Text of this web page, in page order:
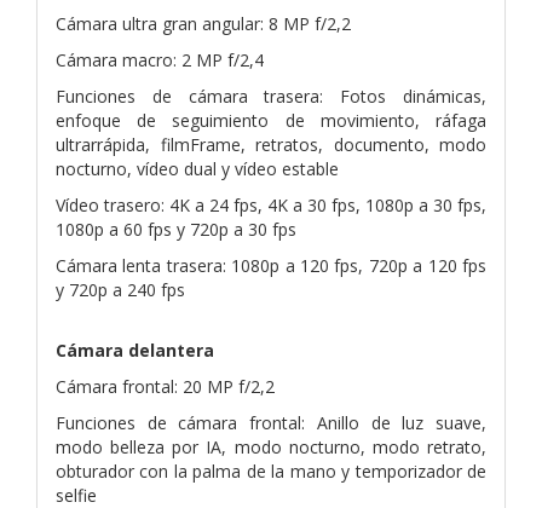
Cámara ultra gran angular: 8 MP f/2,2
Cámara macro: 2 MP f/2,4
Funciones de cámara trasera: Fotos dinámicas,
enfoque de seguimiento de movimiento, ráfaga
ultrarrápida, filmFrame, retratos, documento, modo
nocturno, vídeo dual y vídeo estable
Vídeo trasero: 4K a 24 fps, 4K a 30 fps, 1080p a 30 fps,
1080p a 60 fps y 720p a 30 fps
Cámara lenta trasera: 1080p a 120 fps, 720p a 120 fps
y 720p a 240 fps
Cámara delantera
Cámara frontal: 20 MP f/2,2
Funciones de cámara frontal: Anillo de luz suave,
modo belleza por IA, modo nocturno, modo retrato,
obturador con la palma de la mano y temporizador de
selfie